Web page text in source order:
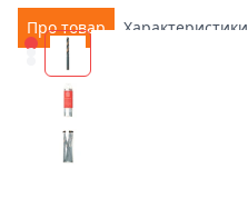
Про товар Характеристики